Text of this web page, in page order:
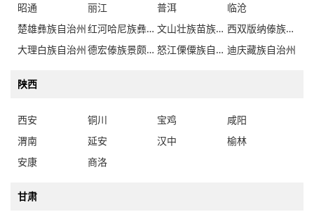
昭通
丽江 普洱
临沧
楚雄彝族自治州
红河哈尼族彝族自治州 文山壮族苗族自治州
西双版纳傣族自治州
大理白族自治州
德宏傣族景颇族自治州 怒江傈僳族自治州 迪庆藏族自治州
陕西
西安 铜川 宝鸡
咸阳
渭南
延安 汉中
榆林
安康
商洛
甘肃